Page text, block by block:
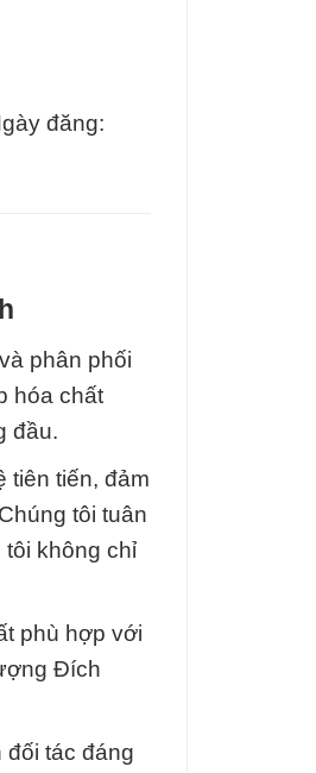
đăng:
phân phối
hóa chất
đầu.
tiên tiến, đảm
tôi tuân
không chỉ
phù hợp với
Đích
tác đáng